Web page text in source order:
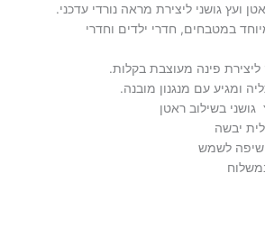
ועץ גושני ליצירת מראה נורדי עדכני.
במטבחים, חדרי ילדים וחדרי
ליצירת פינה מעוצבת בקלות.
ומגיע עם מנגנון מובנה.
בשילוב ראטן
יבשה
לשמש